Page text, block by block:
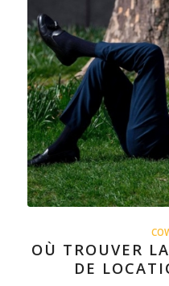
OÙ TROUVER
DE